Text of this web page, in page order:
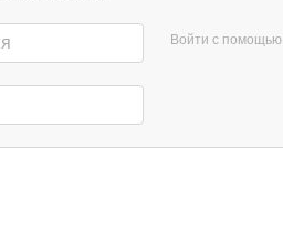
Войти с помощью